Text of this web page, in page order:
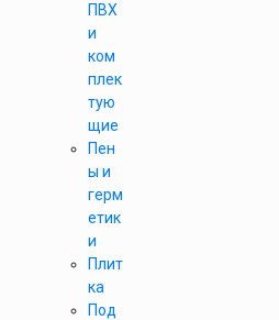
ПВХ
и
ком
плек
тую
щие
Пен
ы и
герм
етик
и
Плит
ка
Под